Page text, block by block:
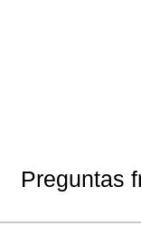
Preguntas